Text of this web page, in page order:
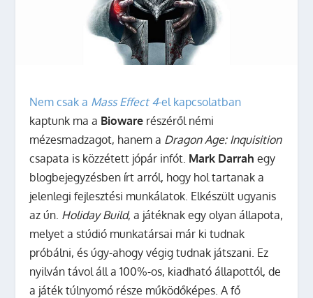
Nem csak a Mass Effect 4-el kapcsolatban
kaptunk ma a Bioware részéről némi
mézesmadzagot, hanem a Dragon Age: Inquisition
csapata is közzétett jópár infót. Mark Darrah egy
blogbejegyzésben írt arról, hogy hol tartanak a
jelenlegi fejlesztési munkálatok. Elkészült ugyanis
az ún. Holiday Build, a játéknak egy olyan állapota,
melyet a stúdió munkatársai már ki tudnak
próbálni, és úgy-ahogy végig tudnak játszani. Ez
nyilván távol áll a 100%-os, kiadható állapottól, de
a játék túlnyomó része működőképes. A fő